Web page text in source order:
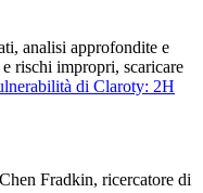
analisi approfondite e
rischi impropri, scaricare
di Claroty: 2H
Fradkin, ricercatore di